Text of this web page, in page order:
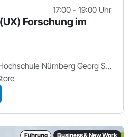
17:00 - 19:00 Uhr
Forschung im
Ohm - Technische Hochschule Nürnberg Georg Simon Ohm
Führung Business & New Work